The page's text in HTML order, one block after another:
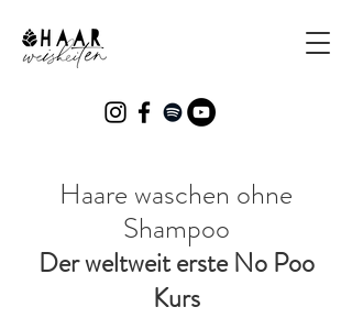
Haare waschen ohne
Shampoo
Der weltweit erste No Poo
Kurs